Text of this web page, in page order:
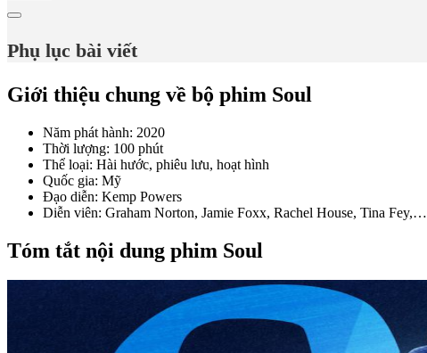
Phụ lục bài viết
Giới thiệu chung về bộ phim Soul
Năm phát hành: 2020
Thời lượng: 100 phút
Thể loại: Hài hước, phiêu lưu, hoạt hình
Quốc gia: Mỹ
Đạo diễn: Kemp Powers
Diễn viên: Graham Norton, Jamie Foxx, Rachel House, Tina Fey,…
Tóm tắt nội dung phim Soul